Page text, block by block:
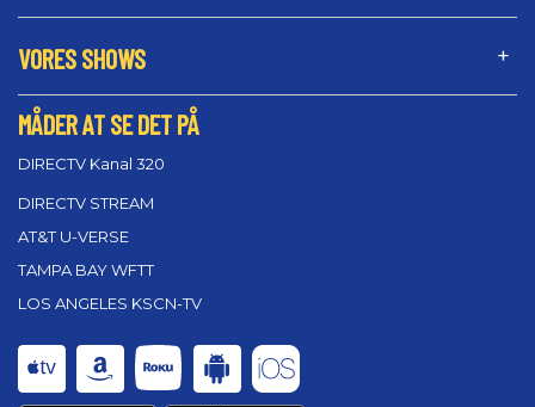
VORES SHOWS
MÅDER AT SE DET PÅ
DIRECTV Kanal 320
DIRECTV STREAM
AT&T U-VERSE
TAMPA BAY WFTT
LOS ANGELES KSCN-TV